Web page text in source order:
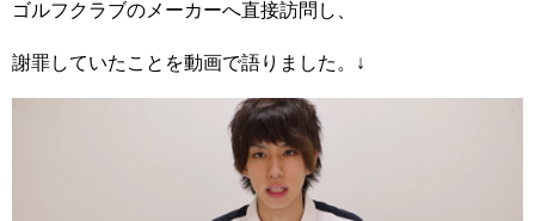
ゴルフクラブのメーカーへ直接訪問し、
謝罪していたことを動画で語りました。↓